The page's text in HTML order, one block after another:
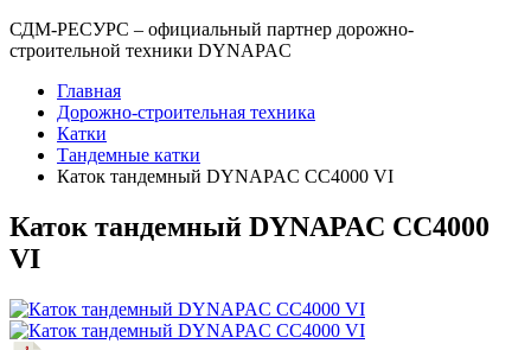
СДМ-РЕСУРС – официальный партнер дорожно-
строительной техники DYNAPAC
Главная
Дорожно-строительная техника
Катки
Тандемные катки
Каток тандемный DYNAPAC CC4000 VI
Каток тандемный DYNAPAC CC4000
VI